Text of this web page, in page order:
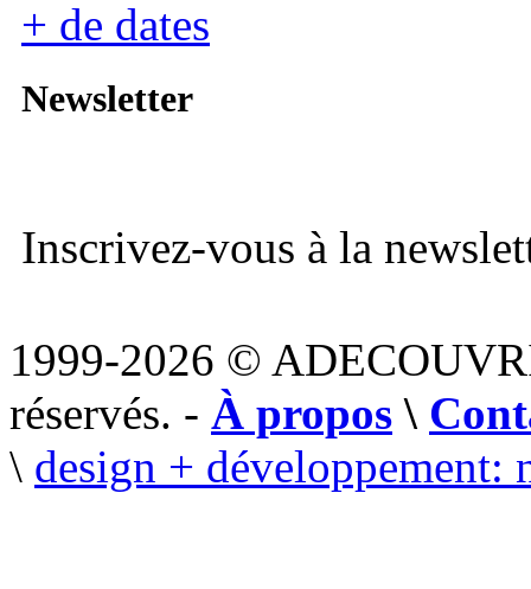
+ de dates
Newsletter
Inscrivez-vous à la
1999-2026 ©
réservés. - À propos \
\ design + développement: